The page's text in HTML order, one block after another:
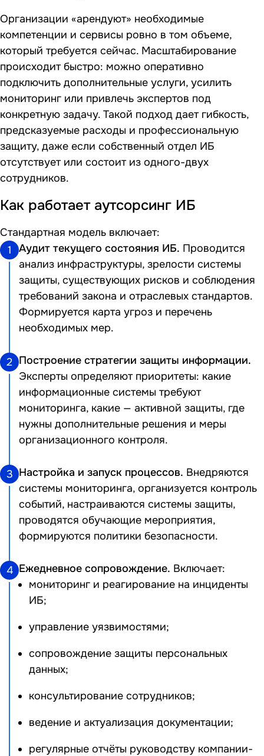
Организации «арендуют» необходимые
компетенции и сервисы ровно в том объеме,
который требуется сейчас. Масштабирование
происходит быстро: можно оперативно
подключить дополнительные услуги, усилить
мониторинг или привлечь экспертов под
конкретную задачу. Такой подход дает гибкость,
предсказуемые расходы и профессиональную
защиту, даже если собственный отдел ИБ
отсутствует или состоит из одного-двух
сотрудников.
Как работает аутсорсинг ИБ
Стандартная модель включает:
1
Аудит текущего состояния ИБ. Проводится
анализ инфраструктуры, зрелости системы
защиты, существующих рисков и соблюдения
требований закона и отраслевых стандартов.
Формируется карта угроз и перечень
необходимых мер.
2 Построение стратегии защиты информации.
Эксперты определяют приоритеты: какие
информационные системы требуют
мониторинга, какие — активной защиты, где
нужны дополнительные решения и меры
организационного контроля.
3 Настройка и запуск процессов. Внедряются
системы мониторинга, организуется контроль
событий, настраиваются системы защиты,
проводятся обучающие мероприятия,
формируются политики безопасности.
4 Ежедневное сопровождение. Включает:
мониторинг и реагирование на инциденты
ИБ;
управление уязвимостями;
сопровождение защиты персональных
данных;
консультирование сотрудников;
ведение и актуализация документации;
регулярные отчёты руководству компании-